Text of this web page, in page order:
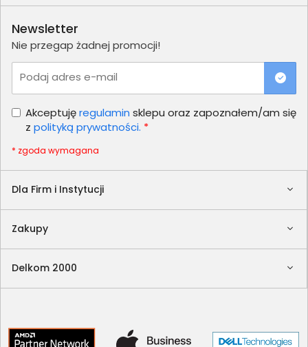
Dla Firm i Instytucji
Zakupy
Delkom 2000
Newsletter
Nie przegap żadnej promocji!
Podaj adres e-mail
Akceptujęregulamin sklepu oraz zapoznałem/am się
z polityką prywatności. *
* zgoda wymagana